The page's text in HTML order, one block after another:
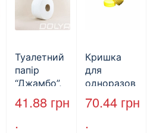
Туалетний
папір
“Джамбо”,
B2B
Service,
41.88 грн
.
Кришка
для
одноразов
ої пляшки,
ПЕТ,
70.44 грн
.